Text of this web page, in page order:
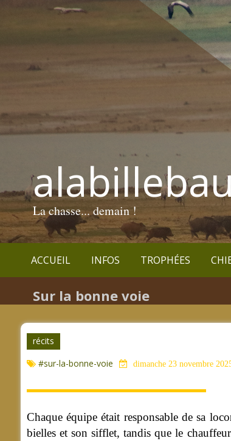
La chasse... demain !
ACCUEIL INFOS TROPHÉES
Sur la bonne voie
récits
#sur-la-bonne-voie
dimanche 23 novembre
Chaque équipe était responsable de sa
bielles et son sifflet, tandis que le